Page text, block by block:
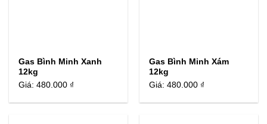
Gas Bình Minh Xanh
12kg
Giá:480.000 ₫
Gas Bình Minh Xám
12kg
Giá:480.000 ₫